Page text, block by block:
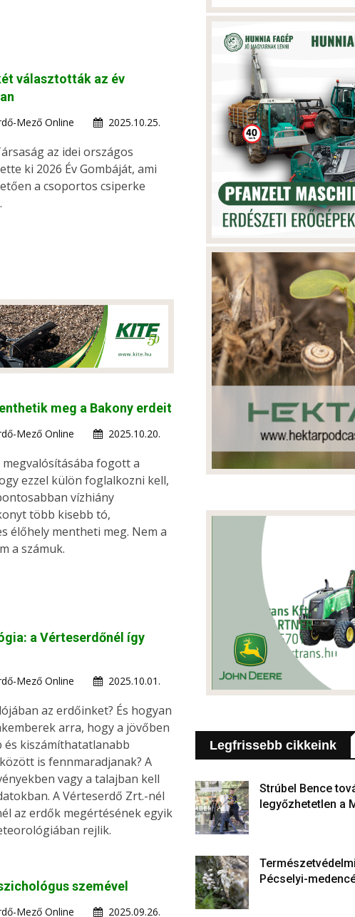
választották az év
Mező Online 2025.10.25.
az idei országos
ki 2026 Év Gombáját, ami
a csoportos csiperke
meg a Bakony erdeit
Mező Online 2025.10.20.
fogott a
ezzel külön foglalkozni kell,
vízhiány
több kisebb tó,
élőhely mentheti meg. Nem a
a számuk.
a Vérteserdőnél így
Mező Online 2025.10.01.
az erdőinket? És hogyan
arra, hogy a jövőben
és kiszámíthatatlanabb
is fennmaradjanak? A
vagy a talajban kell
A Vérteserdő Zrt.-nél
az erdők megértésének egyik
rejlik.
szemével
Mező Online 2025.09.26.
Legfrissebb cikkeink
Strúbel Bence
legyőzhetetlen a
Pécselyi-